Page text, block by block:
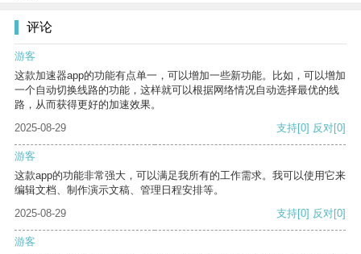
评论
游客
这款加速器app的功能有点单一，可以增加一些新功能。比如，可以增加
一个自动切换线路的功能，这样就可以根据网络情况自动选择最优的线
路，从而获得更好的加速效果。
2025-08-29
支持[0] 反对[0]
游客
这款app的功能非常强大，可以满足我所有的工作需求。我可以使用它来
编辑文档、制作演示文稿、管理日程安排等。
2025-08-29
支持[0] 反对[0]
游客